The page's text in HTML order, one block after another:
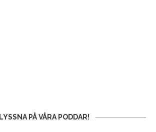
LYSSNA PÅ VÅRA PODDAR!